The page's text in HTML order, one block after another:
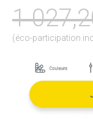
1
(éco-participation